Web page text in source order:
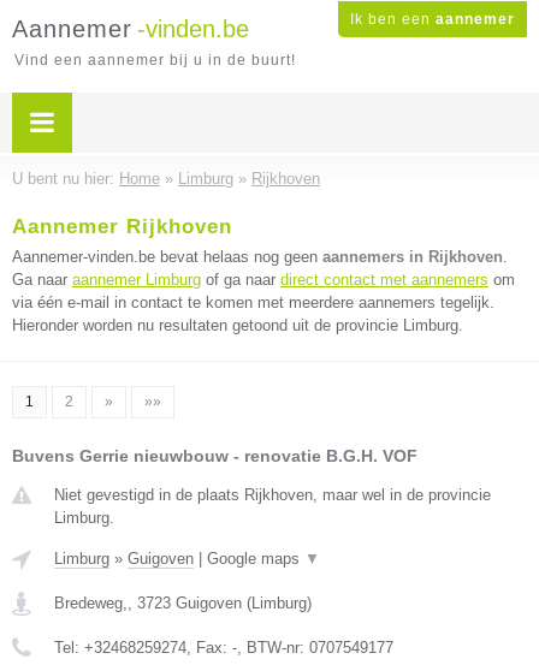
Ik ben een aannemer
Aannemer -vinden.be
Vind een aannemer bij u in de buurt!
U bent nu hier: Home » Limburg » Rijkhoven
Aannemer Rijkhoven
Aannemer-vinden.be bevat helaas nog geen aannemers in Rijkhoven.
Ga naar aannemer Limburg of ga naar direct contact met aannemers om
via één e-mail in contact te komen met meerdere aannemers tegelijk.
Hieronder worden nu resultaten getoond uit de provincie Limburg.
1 2 » »»
Buvens Gerrie nieuwbouw - renovatie B.G.H. VOF
Niet gevestigd in de plaats Rijkhoven, maar wel in de provincie
Limburg.
Limburg » Guigoven Google maps ▼
Bredeweg,, 3723 Guigoven (Limburg)
Tel: +32468259274, Fax: -, BTW-nr: 0707549177